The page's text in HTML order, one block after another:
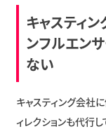
キャスティ
ンフルエン
ない
キャスティング会社
ィレクションも代行し